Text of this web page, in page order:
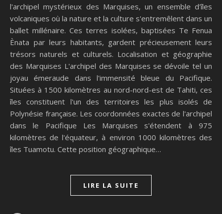
l'archipel mystérieux des Marquises, un ensemble d'îles
volcaniques où la nature et la culture s'entremêlent dans un
ballet millénaire. Ces terres isolées, baptisées Te Fenua
Ènata par leurs habitants, gardent précieusement leurs
trésors naturels et culturels. Localisation et géographie
des Marquises L'archipel des Marquises se dévoile tel un
joyau émeraude dans l'immensité bleue du Pacifique.
Situées à 1500 kilomètres au nord-nord-est de Tahiti, ces
îles constituent l'un des territoires les plus isolés de
Polynésie française. Les coordonnées exactes de l'archipel
dans le Pacifique Les Marquises s'étendent à 975
kilomètres de l'équateur, à environ 1000 kilomètres des
îles Tuamotu. Cette position géographique…
LIRE LA SUITE